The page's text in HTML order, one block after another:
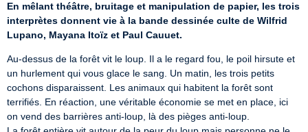
En mêlant théâtre, bruitage et manipulation de papier, les trois
interprètes donnent vie à la bande dessinée culte de Wilfrid
Lupano, Mayana Itoïz et Paul Cauuet.
Au-dessus de la forêt vit le loup. Il a le regard fou, le poil hirsute et
un hurlement qui vous glace le sang. Un matin, les trois petits
cochons disparaissent. Les animaux qui habitent la forêt sont
terrifiés. En réaction, une véritable économie se met en place, ici
on vend des barrières anti-loup, là des pièges anti-loup.